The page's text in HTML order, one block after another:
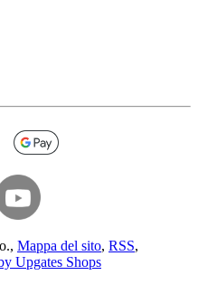
, Mappa del sito, RSS,
Upgates Shops